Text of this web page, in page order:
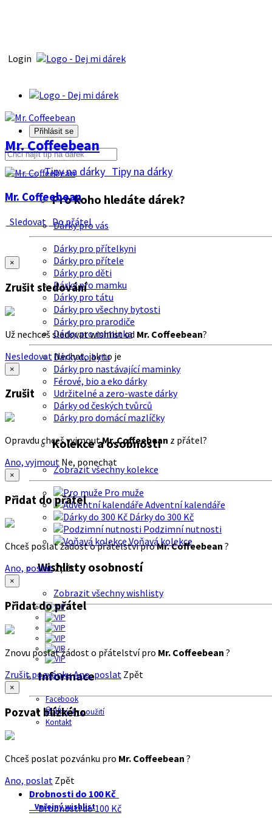
Login
Přihlásit se
Tipy na dárky Tipy na dárky
Pro koho hledáte dárek?
Dárky pro vás
Dárky pro přítelkyni
Dárky pro přítele
Dárky pro děti
Dárky pro mamku
Dárky pro tátu
Dárky pro všechny bytosti
Dárky pro prarodiče
Dárky pro miminka
Dárky do bytu
Dárky pro nastávající maminky
Férové, bio a eko dárky
Udržitelné a zero-waste dárky
Dárky od českých tvůrců
Dárky pro domácí mazlíčky
Kolekce a osobnosti
Zobrazit všechny kolekce
Pro muže
Adventní kalendáře
Dárky do 300 Kč
Podzimní nutnosti
Voňavá kolekce
Wishlisty osobností
Zobrazit všechny wishlisty
Informace
Facebook
O nás
Podmínky použití
Kontakt
Mr. Coffeebean
Mr. Coffeebean
Sledovat Do přátel
×
Zrušit sledování
Už nechceš sledovat wishlist od Mr. Coffeebean?
Nesledovat Nechat, jak to je
×
Zrušit
Opravdu chceš vyjmoutMr. Coffeebean z přátel?
Ano, vyjmout Ne, ponechat
×
Přidat do přátel
Chceš poslat žádost o přátelství proMr. Coffeebean ?
Ano, poslatZpět
×
Přidat do přátel
Znovu poslat žádost o přátelství pro Mr. Coffeebean ?
Zrušit pozvánkuAno, poslat Zpět
×
Pozvat blízkého
Chceš poslat pozvánku pro Mr. Coffeebean ?
Ano, poslat Zpět
Drobnosti do 100 Kč
Veřejný wishlist
Drobnosti do 100 Kč